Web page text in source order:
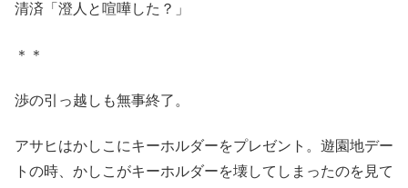
清済「澄人と喧嘩した？」
＊＊
渉の引っ越しも無事終了。
アサヒはかしこにキーホルダーをプレゼント。遊園地デー
トの時、かしこがキーホルダーを壊してしまったのを見て